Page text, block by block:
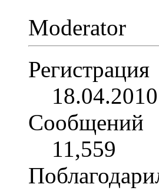
Moderator
Регистрация
18.04.2010
Сообщений
11,559